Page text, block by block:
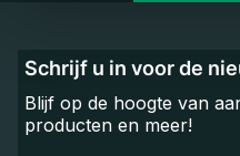
Schrijf u in voor de
Blijf op de hoogte van
producten en meer!